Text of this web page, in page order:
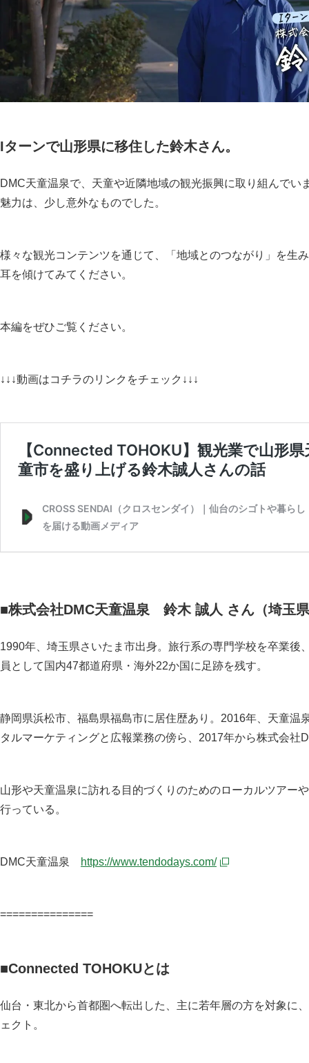
Iターンで山形県に移住した鈴木さん。
DMC天童温泉で、天童や近隣地域の観光振興に取り組んでい
魅力は、少し意外なものでした。
様々な観光コンテンツを通じて、「地域とのつながり」を生
耳を傾けてみてください。
本編をぜひご覧ください。
↓↓↓動画はコチラのリンクをチェック↓↓↓
■株式会社DMC天童温泉 鈴木 誠人 さん（埼玉
1990年、埼玉県さいたま市出身。旅行系の専門学校を卒業後
員として国内47都道府県・海外22か国に足跡を残す。
静岡県浜松市、福島県福島市に居住歴あり。2016年、天童温
タルマーケティングと広報業務の傍ら、2017年から株式会社
山形や天童温泉に訪れる目的づくりのためのローカルツアー
行っている。
DMC天童温泉 https://www.tendodays.com/
===============
■Connected TOHOKUとは
仙台・東北から首都圏へ転出した、主に若年層の方を対象に
ェクト。